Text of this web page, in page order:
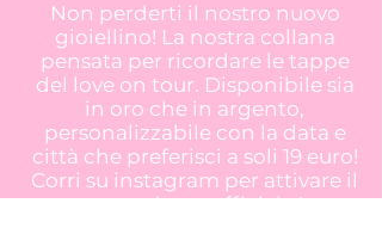
Non perderti il nostro nuovo
gioiellino! La nostra collana
pensata per ricordare le tappe
del love on tour. Disponibile sia
in oro che in argento,
personalizzabile con la data e
città che preferisci a soli 19 euro!
Corri su instagram per attivare il
countdown ufficiale !